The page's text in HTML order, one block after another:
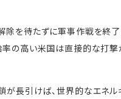
を待たずに軍事作戦を終
率の高い米国は直接的な打
長引けば、世界的なエネル